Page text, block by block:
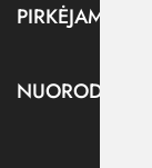
PIRKĖJAMS
NUORODOS